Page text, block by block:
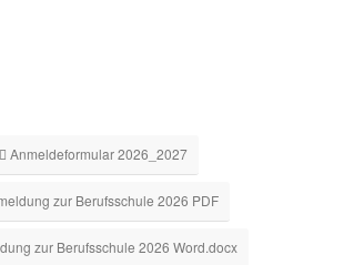
Anmeldeformular 2026_2027
zur Berufsschule 2026 PDF
zur Berufsschule 2026 Word.docx